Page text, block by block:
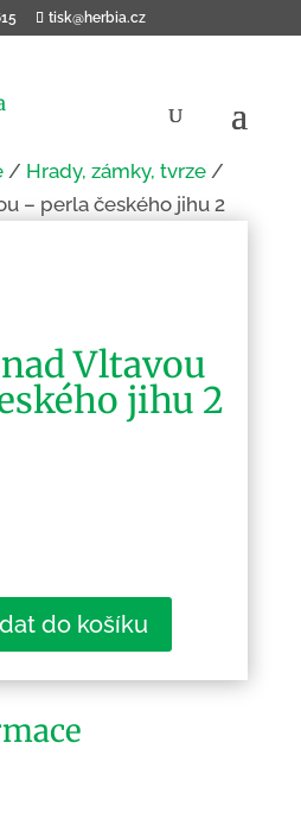
tisk@herbia.cz
/ Hrady, zámky, tvrze/
– perla českého jihu 2
Vltavou
jihu 2
do košíku